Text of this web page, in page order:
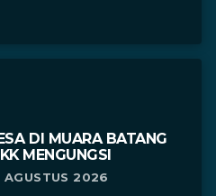
DI MUARA BATANG
MENGUNGSI
AGUSTUS 2026